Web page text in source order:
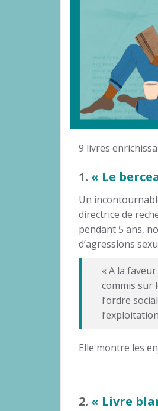
9 livres
1. « Le
Un
directrice de
pendant 5 ans,
d’agressions
« A la
commis sur
l’ordre
Elle montre les
2. « Livre